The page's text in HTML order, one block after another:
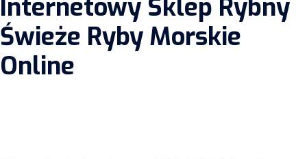
Internetowy Sklep Rybny
Świeże Ryby Morskie
Online